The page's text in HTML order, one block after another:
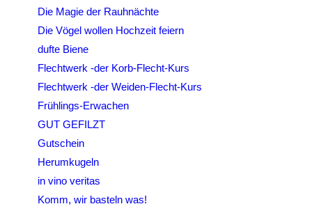
Die Magie der Rauhnächte
Die Vögel wollen Hochzeit feiern
dufte Biene
Flechtwerk -der Korb-Flecht-Kurs
Flechtwerk -der Weiden-Flecht-Kurs
Frühlings-Erwachen
GUT GEFILZT
Gutschein
Herumkugeln
in vino veritas
Komm, wir basteln was!